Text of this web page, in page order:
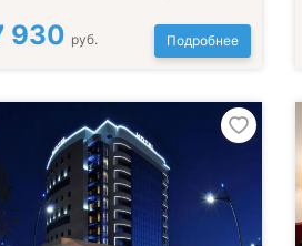
930 руб. Подробнее